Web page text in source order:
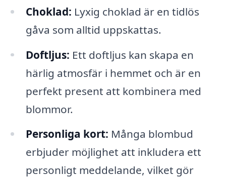
Choklad: Lyxig choklad är en tidlös
gåva som alltid uppskattas.
Doftljus: Ett doftljus kan skapa en
härlig atmosfär i hemmet och är en
perfekt present att kombinera med
blommor.
Personliga kort: Många blombud
erbjuder möjlighet att inkludera ett
personligt meddelande, vilket gör